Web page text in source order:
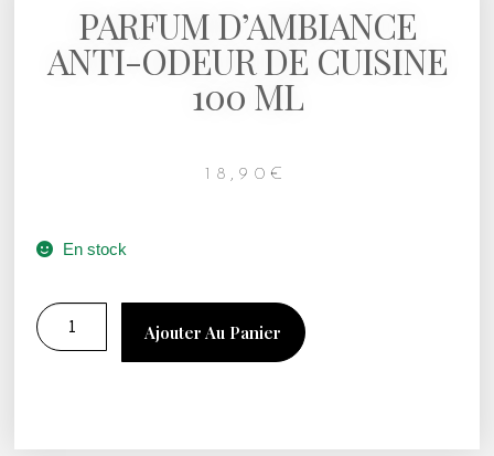
PARFUM D’AMBIANCE
ANTI-ODEUR DE CUISINE
100 ML
18,90 €
En stock
Ajouter Au Panier